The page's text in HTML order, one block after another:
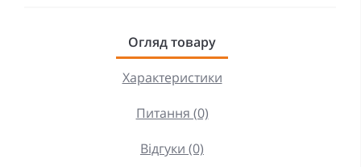
Огляд товару
Характеристики
Питання (0)
Відгуки (0)